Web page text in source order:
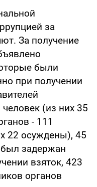
за
За получение
были
при получении
(из них 35
- 111
22 осуждены), 45
задержан
взяток, 423
органов